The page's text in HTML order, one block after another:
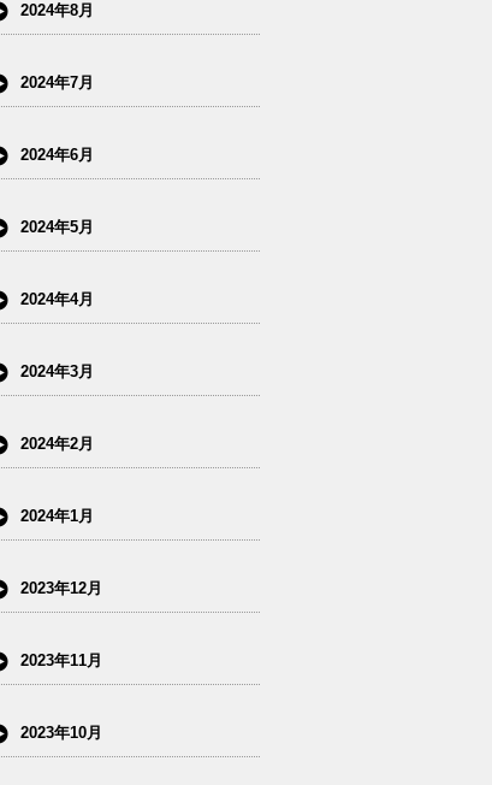
2024年8月
2024年7月
2024年6月
2024年5月
2024年4月
2024年3月
2024年2月
2024年1月
2023年12月
2023年11月
2023年10月